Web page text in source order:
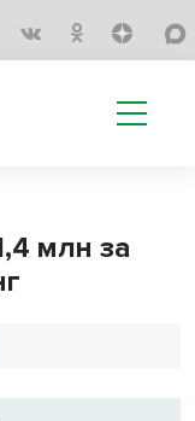
млн за